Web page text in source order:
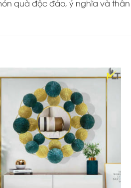
quà độc đáo, ý nghĩa và